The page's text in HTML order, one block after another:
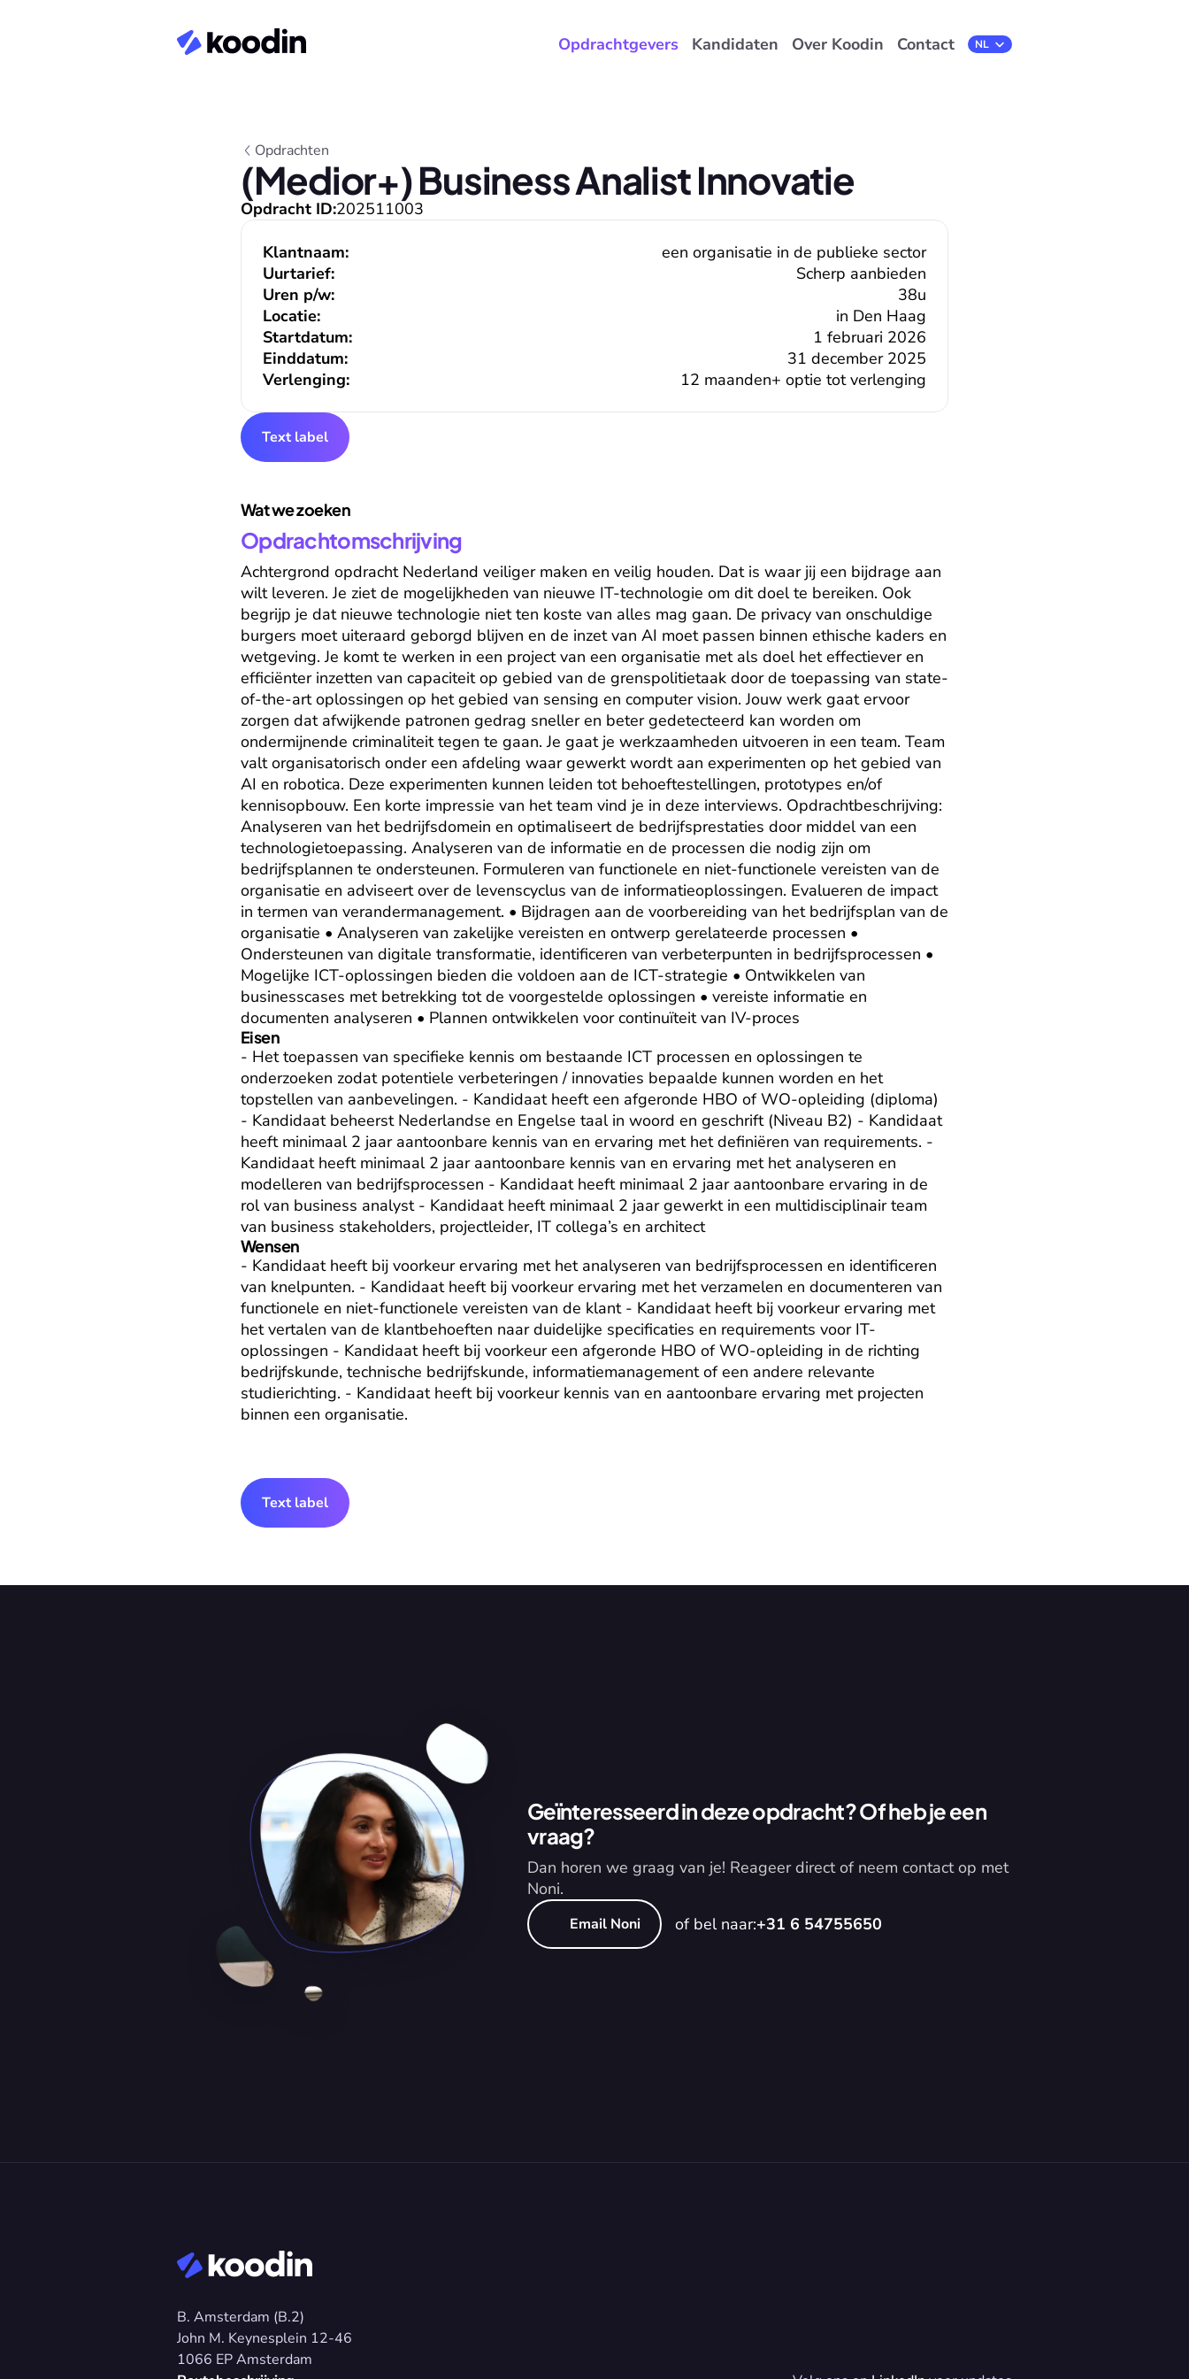
Opdrachtgevers Kandidaten Over Koodin Contact Select Language
NL
Opdrachten
(Medior+) Business Analist Innovatie
Opdracht ID:202511003
Startdatum:
1 februari 2026
Einddatum:
31 december 2025
Verlenging:
12 maanden+ optie tot verlenging
Klantnaam:
een organisatie in de publieke sector
Uurtarief:
Scherp aanbieden
Uren p/w:
38u
Locatie:
in Den Haag
Text label
Wat we zoeken
Opdrachtomschrijving
Achtergrond opdracht Nederland veiliger maken en veilig houden. Dat is waar jij een bijdrage aan
wilt leveren. Je ziet de mogelijkheden van nieuwe IT-technologie om dit doel te bereiken. Ook
begrijp je dat nieuwe technologie niet ten koste van alles mag gaan. De privacy van onschuldige
burgers moet uiteraard geborgd blijven en de inzet van AI moet passen binnen ethische kaders en
wetgeving. Je komt te werken in een project van een organisatie met als doel het effectiever en
efficiënter inzetten van capaciteit op gebied van de grenspolitietaak door de toepassing van state-
of-the-art oplossingen op het gebied van sensing en computer vision. Jouw werk gaat ervoor
zorgen dat afwijkende patronen gedrag sneller en beter gedetecteerd kan worden om
ondermijnende criminaliteit tegen te gaan. Je gaat je werkzaamheden uitvoeren in een team. Team
valt organisatorisch onder een afdeling waar gewerkt wordt aan experimenten op het gebied van
AI en robotica. Deze experimenten kunnen leiden tot behoeftestellingen, prototypes en/of
kennisopbouw. Een korte impressie van het team vind je in deze interviews. Opdrachtbeschrijving:
Analyseren van het bedrijfsdomein en optimaliseert de bedrijfsprestaties door middel van een
technologietoepassing. Analyseren van de informatie en de processen die nodig zijn om
bedrijfsplannen te ondersteunen. Formuleren van functionele en niet-functionele vereisten van de
organisatie en adviseert over de levenscyclus van de informatieoplossingen. Evalueren de impact
in termen van verandermanagement. • Bijdragen aan de voorbereiding van het bedrijfsplan van de
organisatie • Analyseren van zakelijke vereisten en ontwerp gerelateerde processen •
Ondersteunen van digitale transformatie, identificeren van verbeterpunten in bedrijfsprocessen •
Mogelijke ICT-oplossingen bieden die voldoen aan de ICT-strategie • Ontwikkelen van
businesscases met betrekking tot de voorgestelde oplossingen • vereiste informatie en
documenten analyseren • Plannen ontwikkelen voor continuïteit van IV-proces
Eisen
- Het toepassen van specifieke kennis om bestaande ICT processen en oplossingen te
onderzoeken zodat potentiele verbeteringen / innovaties bepaalde kunnen worden en het
topstellen van aanbevelingen. - Kandidaat heeft een afgeronde HBO of WO-opleiding (diploma)
- Kandidaat beheerst Nederlandse en Engelse taal in woord en geschrift (Niveau B2) - Kandidaat
heeft minimaal 2 jaar aantoonbare kennis van en ervaring met het definiëren van requirements. -
Kandidaat heeft minimaal 2 jaar aantoonbare kennis van en ervaring met het analyseren en
modelleren van bedrijfsprocessen - Kandidaat heeft minimaal 2 jaar aantoonbare ervaring in de
rol van business analyst - Kandidaat heeft minimaal 2 jaar gewerkt in een multidisciplinair team
van business stakeholders, projectleider, IT collega’s en architect
Wensen
- Kandidaat heeft bij voorkeur ervaring met het analyseren van bedrijfsprocessen en identificeren
van knelpunten. - Kandidaat heeft bij voorkeur ervaring met het verzamelen en documenteren van
functionele en niet-functionele vereisten van de klant - Kandidaat heeft bij voorkeur ervaring met
het vertalen van de klantbehoeften naar duidelijke specificaties en requirements voor IT-
oplossingen - Kandidaat heeft bij voorkeur een afgeronde HBO of WO-opleiding in de richting
bedrijfskunde, technische bedrijfskunde, informatiemanagement of een andere relevante
studierichting. - Kandidaat heeft bij voorkeur kennis van en aantoonbare ervaring met projecten
binnen een organisatie.
Text label
Geïnteresseerd in deze opdracht? Of heb je een
vraag?
Dan horen we graag van je! Reageer direct of neem contact op met
Noni.
Email Noni of bel naar:+31 6 54755650
B. Amsterdam (B.2)
John M. Keynesplein 12-46
1066 EP Amsterdam